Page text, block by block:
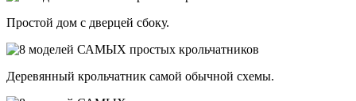
Простой дом с дверцей сбоку.
Деревянный крольчатник самой обычной схемы.